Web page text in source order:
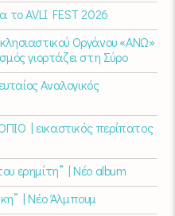
το AVLI FEST 2026
Οργάνου «ΑΝΩ»
γιορτάζει στη Σύρο​
Αναλογικός
| εικαστικός περίπατος
ερημίτη” | Νέο album
| Νέο Άλμπουμ